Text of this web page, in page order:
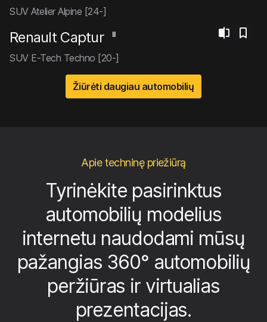
SUV Atelier Alpine [24-]
Renault Captur II
SUV E-Tech Techno [20-]
Žiūrėti daugiau automobilių
Apie techninę priežiūrą
Tyrinėkite pasirinktus
automobilių modelius
internetu naudodami mūsų
pažangias 360° automobilių
peržiūras ir virtualias
prezentacijas.